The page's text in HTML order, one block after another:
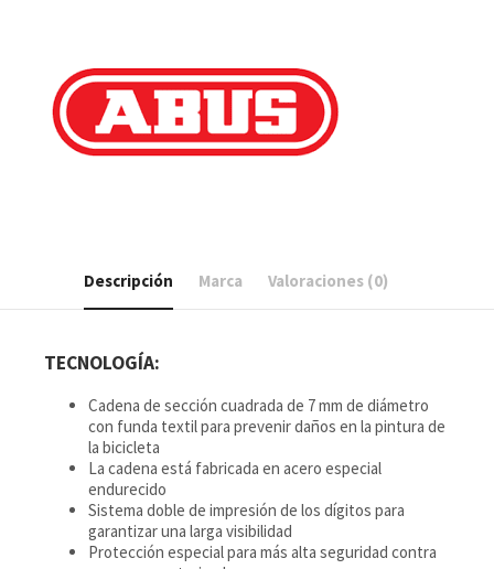
Descripción Marca Valoraciones (0)
TECNOLOGÍA:
Cadena de sección cuadrada de 7 mm de diámetro
con funda textil para prevenir daños en la pintura de
la bicicleta
La cadena está fabricada en acero especial
endurecido
Sistema doble de impresión de los dígitos para
garantizar una larga visibilidad
Protección especial para más alta seguridad contra